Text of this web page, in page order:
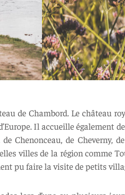
de Chambord. Le château
Il accueille également
de Chenonceau, de Cheverny,
villes de la région comme
pu faire la visite de petits